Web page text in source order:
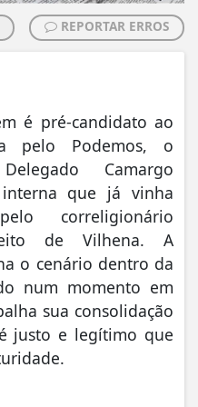
REPORTAR ERROS
é pré-candidato ao
pelo Podemos, o
Camargo
que já vinha
correligionário
de Vilhena. A
o cenário dentro da
num momento em
sua consolidação
justo e legítimo que